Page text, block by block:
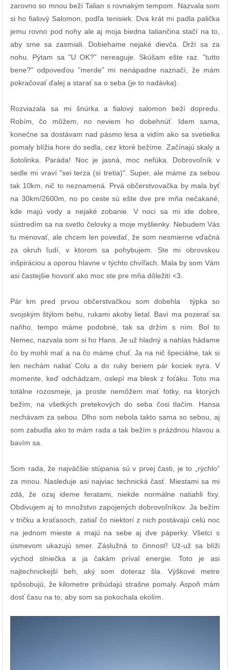
zarovno so mnou beží Talian s rovnakým tempom. Nazvala som
si ho fialový Salomon, podľa tenisiek. Dva krát mi padla palička
jemu rovno pod nohy ale aj moja biedna taliančina stačí na to,
aby sme sa zasmiali. Dobiehame nejaké dievča. Drží sa za
nohu. Pýtam sa "U OK?" nereaguje. Skúšam ešte raz. "tutto
bene?" odpoveďou "merde" mi nenápadne naznačí, že mám
pokračovať ďalej a starať sa o seba (je to nadávka).
Rozviazala sa mi šnúrka a fialový salomon beží dopredu.
Robím, čo môžem, no neviem ho dobehnúť. Idem sama,
konečne sa dostávam nad pásmo lesa a vidím ako sa svetielka
pomaly blížia hore do sedla, cez ktoré bežíme. Začínajú skaly a
šotolinka. Paráda! Noc je jasná, moc nefúka. Dobrovoľník v
sedle mi vraví "sei terza (si tretia)". Super, ale máme za sebou
tak 10km, nič to neznamená. Prvá občerstvovačka by mala byť
na 30km/2600m, no po ceste sú ešte dve pre mňa nečakané,
kde majú vody a nejaké zobanie. V noci sa mi ide dobre,
sústredím sa na svetlo čelovky a moje myšlienky. Nebudem Vás
tu menovať, ale chcem len povedať, že som nesmierne vďačná
za okruh ľudí, v ktorom sa pohybujem. Ste mi obrovskou
inšpiráciou a oporou hlavne v týchto chvíľach. Mala by som Vám
asi častejšie hovoriť ako moc ste pre mňa dôležití <3.
Pár km pred prvou občerstvačkou som dobehla týpka so
svojským štýlom behu, rukami akoby lietal. Baví ma pozerať sa
naňho, tempo máme podobné, tak sa držím s ním. Bol to
Nemec, nazvala som si ho Hans. Je už hladný a nahlas hádame
čo by mohli mať a na čo máme chuť. Ja na nič špeciálne, tak si
len nechám naliať Colu a do ruky beriem pár kociek syra. V
momente, keď odchádzam, oslepí ma blesk z foťáku. Toto ma
totálne rozosmeje, ja proste nemôžem mať fotky, na ktorých
bežím, na všetkých pretekových do seba čosi tlačím. Hansa
nechávam za sebou. Dlho som nebola takto sama so sebou, aj
som zabudla ako to mám rada a tak bežím s prázdnou hlavou a
bavím sa.
Som rada, že najväčšie stúpania sú v prvej časti, je to „rýchlo“
za mnou. Nasleduje asi najviac technická časť. Miestami sa mi
zdá, že ozaj ideme feratami, niekde normálne natiahli fixy.
Obdivujem aj to množstvo zapojených dobrovoľníkov. Ja bežím
v tričku a kraťasoch, zatiaľ čo niektorí z nich postávajú celú noc
na jednom mieste a majú na sebe aj dve páperky. Všetci s
úsmevom ukazujú smer. Záslužná to činnosť! Už-už sa blíži
východ slniečka a ja čakám príval energie. Toto je asi
najtechnickejší beh, aký som doteraz šla. Výškové metre
spôsobujú, že kilometre pribúdajú strašne pomaly. Aspoň mám
dosť času na to, aby som sa pokochala okolím.